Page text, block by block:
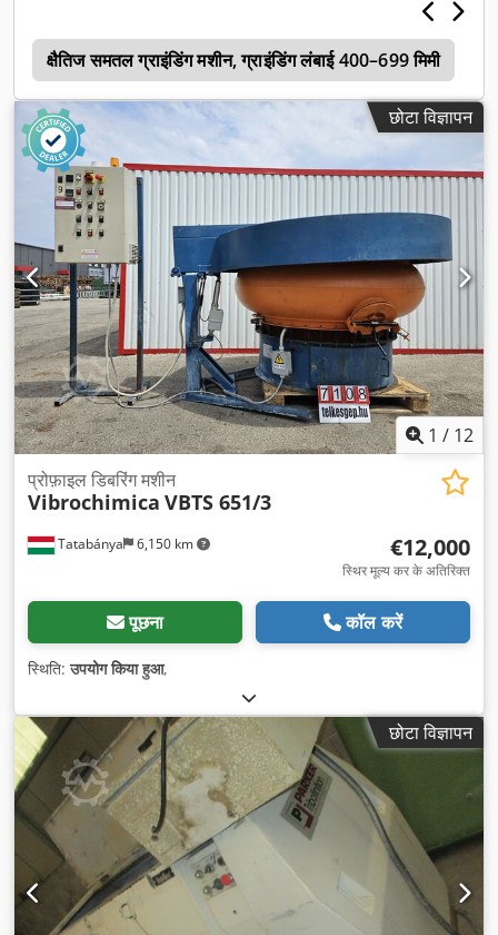
क्षैतिज समतल ग्राइंडिंग मशीन, ग्राइंडिंग लंबाई 400–699 मिमी
छोटा विज्ञापन
1 / 12
Tatabánya 6,150 km
प्रोफ़ाइल डिबरिंग मशीन
Vibrochimica VBTS 651/3
€12,000
स्थिर मूल्य कर के अतिरिक्त
पूछना कॉल करें
स्थिति:उपयोग किया हुआ,
छोटा विज्ञापन